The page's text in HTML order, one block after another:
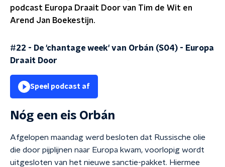
podcast Europa Draait Door van Tim de Wit en
Arend Jan Boekestijn.
#22 - De 'chantage week' van Orbán (S04) - Europa
Draait Door
Speel podcast af
Nóg een eis Orbán
Afgelopen maandag werd besloten dat Russische olie
die door pijplijnen naar Europa kwam, voorlopig wordt
uitgesloten van het nieuwe sanctie-pakket. Hiermee